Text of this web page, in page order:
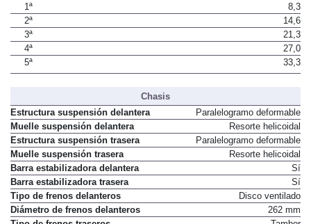
1ª
8,3
2ª
14,6
3ª
21,3
4ª
27,0
5ª
33,3
Chasis
Estructura suspensión delantera
Paralelogramo deformable
Muelle suspensión delantera
Resorte helicoidal
Estructura suspensión trasera
Paralelogramo deformable
Muelle suspensión trasera
Resorte helicoidal
Barra estabilizadora delantera
Sí
Barra estabilizadora trasera
Sí
Tipo de frenos delanteros
Disco ventilado
Diámetro de frenos delanteros
262 mm